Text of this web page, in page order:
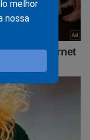
melhor
nossa